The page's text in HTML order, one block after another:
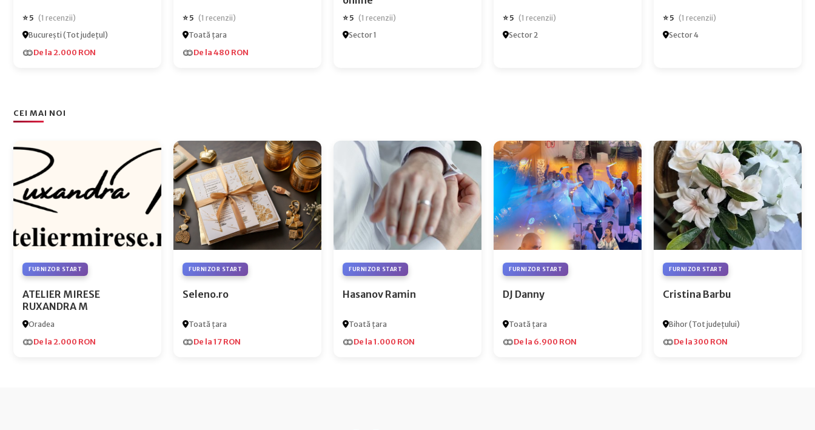
⭐ 5 (1 recenzii)
București (Tot județul)
De la 2.000 RON
⭐ 5 (1 recenzii)
Toată țara
De la 480 RON
⭐ 5 (1 recenzii)
Sector 1
⭐ 5 (1 recenzii)
Sector 2
⭐ 5 (1 recenzii)
Sector 4
CEI MAI NOI
FURNIZOR START
ATELIER MIRESE
RUXANDRA M
Oradea
De la 2.000 RON
FURNIZOR START
Seleno.ro
Toată țara
De la 17 RON
FURNIZOR START
Hasanov Ramin
Toată țara
De la 1.000 RON
FURNIZOR START
DJ Danny
Toată țara
De la 6.900 RON
FURNIZOR START
Cristina Barbu
Bihor (Tot județului)
De la 300 RON